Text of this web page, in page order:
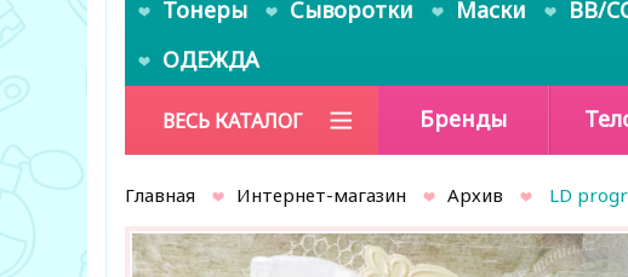
Тонеры
Сыворотки Маски BB/
ОДЕЖДА
ВЕСЬ КАТАЛОГ Бренды
Главная Интернет-магазин Архив LD